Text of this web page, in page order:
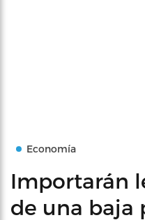
Economía
Importarán
de una baja